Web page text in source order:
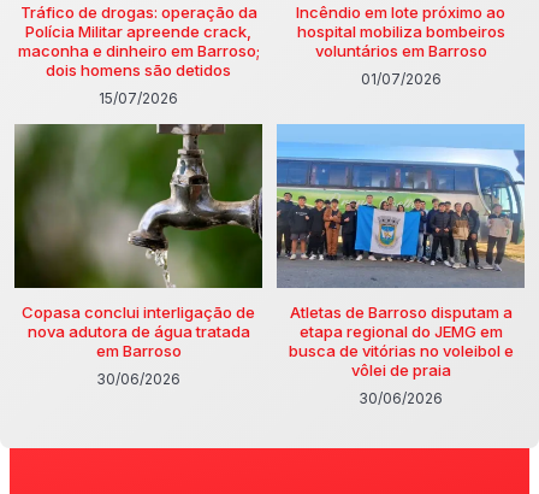
Tráfico de drogas: operação da
Polícia Militar apreende crack,
maconha e dinheiro em Barroso;
dois homens são detidos
15/07/2026
Incêndio em lote próximo ao
hospital mobiliza bombeiros
voluntários em Barroso
01/07/2026
Copasa conclui interligação de
nova adutora de água tratada
em Barroso
30/06/2026
Atletas de Barroso disputam a
etapa regional do JEMG em
busca de vitórias no voleibol e
vôlei de praia
30/06/2026